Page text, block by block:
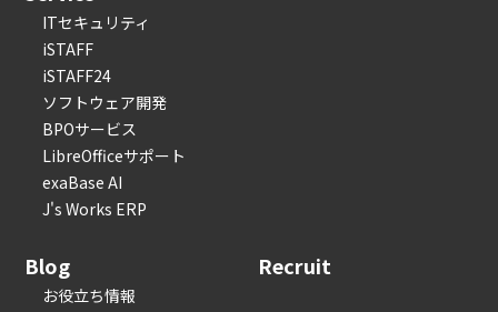
ITセキュリティ
iSTAFF
iSTAFF24
ソフトウェア開発
BPOサービス
LibreOfficeサポート
exaBase AI
J's Works ERP
Blog
お役立ち情報
Recruit